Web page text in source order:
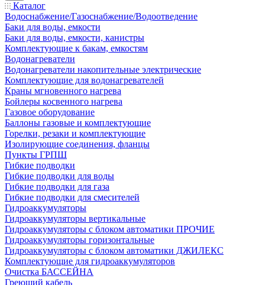
Каталог
Водоснабжение/Газоснабжение/Водоотведение
Баки для воды, емкости
Баки для воды, емкости, канистры
Комплектующие к бакам, емкостям
Водонагреватели
Водонагреватели накопительные электрические
Комплектующие для водонагревателей
Краны мгновенного нагрева
Бойлеры косвенного нагрева
Газовое оборудование
Баллоны газовые и комплектующие
Горелки, резаки и комплектующие
Изолирующие соединения, фланцы
Пункты ГРПШ
Гибкие подводки
Гибкие подводки для воды
Гибкие подводки для газа
Гибкие подводки для смесителей
Гидроаккумуляторы
Гидроаккумуляторы вертикальные
Гидроаккумуляторы с блоком автоматики ПРОЧИЕ
Гидроаккумуляторы горизонтальные
Гидроаккумуляторы с блоком автоматики ДЖИЛЕКС
Комплектующие для гидроаккумуляторов
Очистка БАССЕЙНА
Греющий кабель